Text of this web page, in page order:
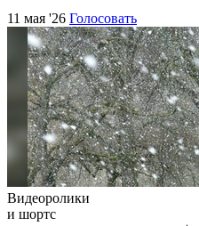
11 мая '26 Голосовать
Видеоролики
и шортс